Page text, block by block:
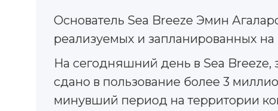
Основатель Sea Breeze Эмин
реализуемых и запланированных
На сегодняшний день в Sea
сдано в пользование более 3
минувший период на территории